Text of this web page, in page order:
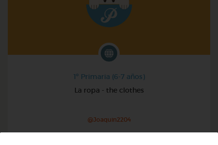
1º Primaria (6-7 años)
La ropa - the clothes
@Joaquin2204